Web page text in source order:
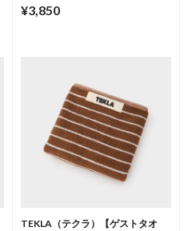
¥3,850
TEKLA（テクラ）【ゲストタオ